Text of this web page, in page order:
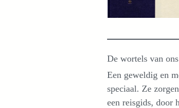
De wortels van
Een geweldig en
speciaal. Ze
een reisgids, door